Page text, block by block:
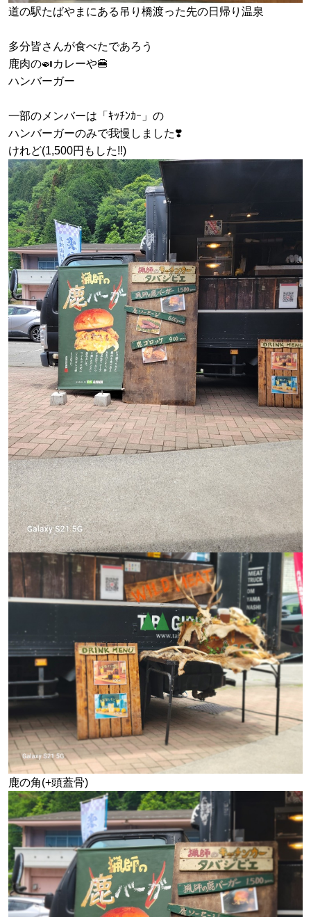
道の駅たばやまにある吊り橋渡った先の日帰り温泉
多分皆さんが食べたであろう
鹿肉の🍛カレーや🍔
ハンバーガー
一部のメンバーは「ｷｯﾁﾝｶｰ」の
ハンバーガーのみで我慢しました❣️
けれど(1,500円もした!!)
鹿の角(+頭蓋骨)